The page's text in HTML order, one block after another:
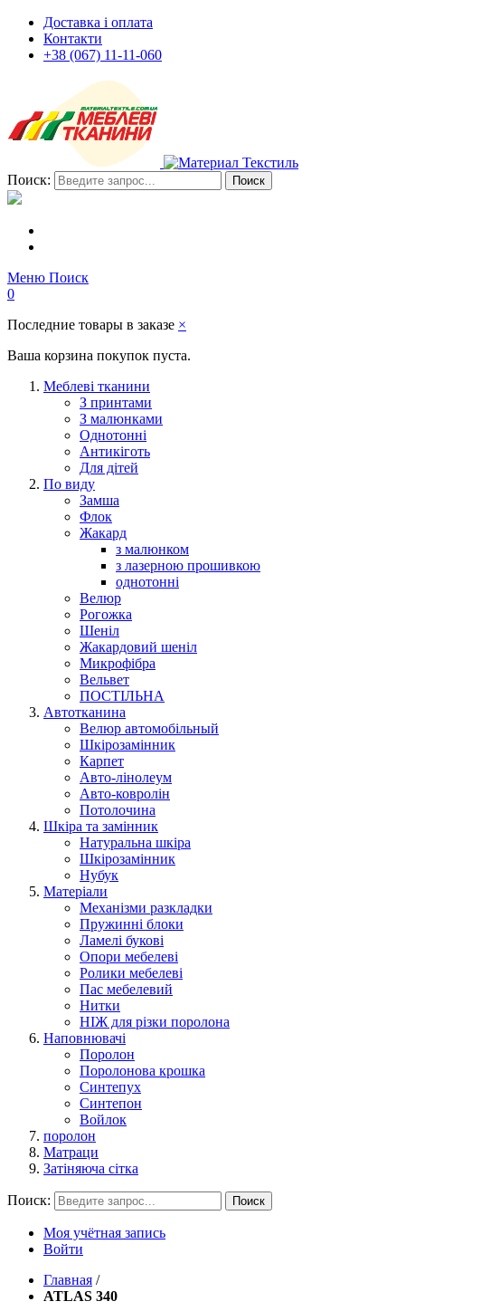
Доставка і оплата
Контакти
+38 (067) 11-11-060
Поиск: Поиск
Меню Поиск
0
Последние товары в заказе ×
Ваша корзина покупок пуста.
Меблеві тканини
З принтами
З малюнками
Однотонні
Антикіготь
Для дітей
По виду
Замша
Флок
Жакард
з малюнком
з лазерною прошивкою
однотонні
Велюр
Рогожка
Шеніл
Жакардовий шеніл
Микрофібра
Вельвет
ПОСТІЛЬНА
Автотканина
Велюр автомобільный
Шкірозамінник
Карпет
Авто-лінолеум
Авто-ковролін
Потолочина
Шкіра та замінник
Натуральна шкіра
Шкірозамінник
Нубук
Матеріали
Механізми разкладки
Пружинні блоки
Ламелі букові
Опори мебелеві
Ролики мебелеві
Пас мебелевий
Нитки
НІЖ для різки поролона
Наповнювачі
Поролон
Поролонова крошка
Синтепух
Синтепон
Войлок
поролон
Матраци
Затіняюча сітка
Поиск: Поиск
Моя учётная запись
Войти
Главная /
ATLAS 340